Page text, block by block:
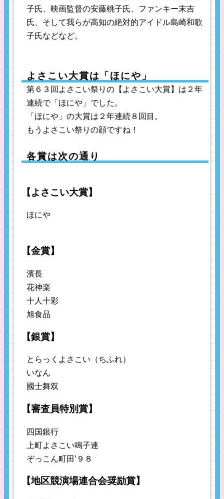
子氏、映画監督の安藤桃子氏、ファンキー末吉
氏、そして我らが高知の絶対的アイドル島崎和歌
子氏などなど。
よさこい大賞は「ほにや」
第６３回よさこい祭りの【よさこい大賞】は２年
連続で「ほにや」でした。
「ほにや」の大賞は２年連続８回目。
もうよさこい祭りの顔ですね！
各賞は次の通り
【よさこい大賞】
ほにや
【金賞】
濱長
花神楽
十人十彩
旭食品
【銀賞】
とらっくよさこい（ちふれ）
いなん
國士舞双
【審査員特別賞】
四国銀行
上町よさこい鳴子連
ぞっこん町田’９８
【地区競演場連合会奨励賞】